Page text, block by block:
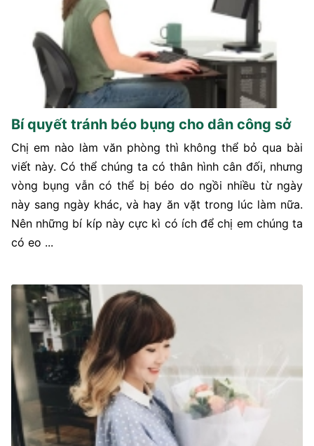
Bí quyết tránh béo bụng cho dân công sở
Chị em nào làm văn phòng thì không thể bỏ qua bài
viết này. Có thể chúng ta có thân hình cân đối, nhưng
vòng bụng vẫn có thể bị béo do ngồi nhiều từ ngày
này sang ngày khác, và hay ăn vặt trong lúc làm nữa.
Nên những bí kíp này cực kì có ích để chị em chúng ta
có eo ...